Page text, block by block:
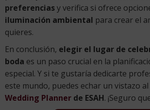
preferenciasy verifica si ofrece
iluminación ambiental para crear el
quieres.
En conclusión, elegir el lugar de
boda es un paso crucial en la
especial. Y si te gustaría dedicarte
este mundo, puedes echar un vistazo al
Wedding Planner de ESAH. ¡Seguro